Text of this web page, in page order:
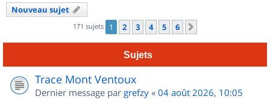
Nouveau sujet
171 sujets 1 2 3 4 5 6
Sujets
Trace Mont Ventoux
Dernier message par grefzy « 04 août 2026, 10:05